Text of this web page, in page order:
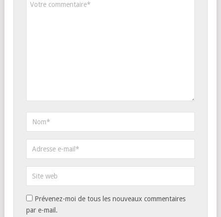
Prévenez-moi de tous les nouveaux commentaires
par e-mail.